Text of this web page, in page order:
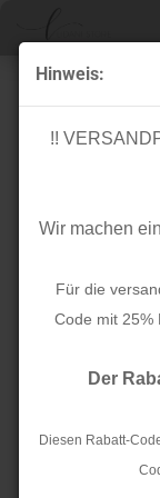
Hinweis:
!!
Wir machen
Für die
Code mit 25%
Der
Diesen Rabatt-
Reststücke
24 pro Seite
2 »